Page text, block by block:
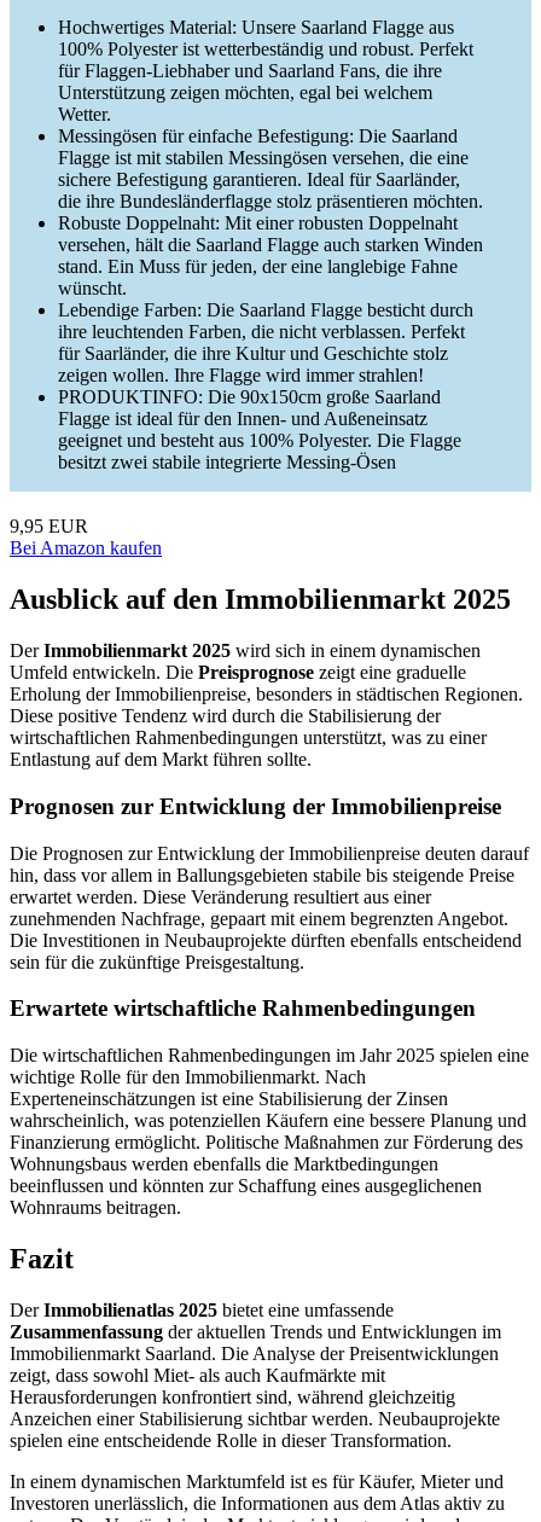
Hochwertiges Material: Unsere Saarland Flagge aus
100% Polyester ist wetterbeständig und robust. Perfekt
für Flaggen-Liebhaber und Saarland Fans, die ihre
Unterstützung zeigen möchten, egal bei welchem
Wetter.
Messingösen für einfache Befestigung: Die Saarland
Flagge ist mit stabilen Messingösen versehen, die eine
sichere Befestigung garantieren. Ideal für Saarländer,
die ihre Bundesländerflagge stolz präsentieren möchten.
Robuste Doppelnaht: Mit einer robusten Doppelnaht
versehen, hält die Saarland Flagge auch starken Winden
stand. Ein Muss für jeden, der eine langlebige Fahne
wünscht.
Lebendige Farben: Die Saarland Flagge besticht durch
ihre leuchtenden Farben, die nicht verblassen. Perfekt
für Saarländer, die ihre Kultur und Geschichte stolz
zeigen wollen. Ihre Flagge wird immer strahlen!
PRODUKTINFO: Die 90x150cm große Saarland
Flagge ist ideal für den Innen- und Außeneinsatz
geeignet und besteht aus 100% Polyester. Die Flagge
besitzt zwei stabile integrierte Messing-Ösen
9,95 EUR
Bei Amazon kaufen
Ausblick auf den Immobilienmarkt 2025
DerImmobilienmarkt 2025 wird sich in einem dynamischen
Umfeld entwickeln. Die Preisprognose zeigt eine graduelle
Erholung der Immobilienpreise, besonders in städtischen Regionen.
Diese positive Tendenz wird durch die Stabilisierung der
wirtschaftlichen Rahmenbedingungen unterstützt, was zu einer
Entlastung auf dem Markt führen sollte.
Prognosen zur Entwicklung der Immobilienpreise
Die Prognosen zur Entwicklung der Immobilienpreise deuten darauf
hin, dass vor allem in Ballungsgebieten stabile bis steigende Preise
erwartet werden. Diese Veränderung resultiert aus einer
zunehmenden Nachfrage, gepaart mit einem begrenzten Angebot.
Die Investitionen in Neubauprojekte dürften ebenfalls entscheidend
sein für die zukünftige Preisgestaltung.
Erwartete wirtschaftliche Rahmenbedingungen
Die wirtschaftlichen Rahmenbedingungen im Jahr 2025 spielen eine
wichtige Rolle für den Immobilienmarkt. Nach
Experteneinschätzungen ist eine Stabilisierung der Zinsen
wahrscheinlich, was potenziellen Käufern eine bessere Planung und
Finanzierung ermöglicht. Politische Maßnahmen zur Förderung des
Wohnungsbaus werden ebenfalls die Marktbedingungen
beeinflussen und könnten zur Schaffung eines ausgeglichenen
Wohnraums beitragen.
Fazit
DerImmobilienatlas 2025 bietet eine umfassende
Zusammenfassung der aktuellen Trends und Entwicklungen im
Immobilienmarkt Saarland. Die Analyse der Preisentwicklungen
zeigt, dass sowohl Miet- als auch Kaufmärkte mit
Herausforderungen konfrontiert sind, während gleichzeitig
Anzeichen einer Stabilisierung sichtbar werden. Neubauprojekte
spielen eine entscheidende Rolle in dieser Transformation.
In einem dynamischen Marktumfeld ist es für Käufer, Mieter und
Investoren unerlässlich, die Informationen aus dem Atlas aktiv zu